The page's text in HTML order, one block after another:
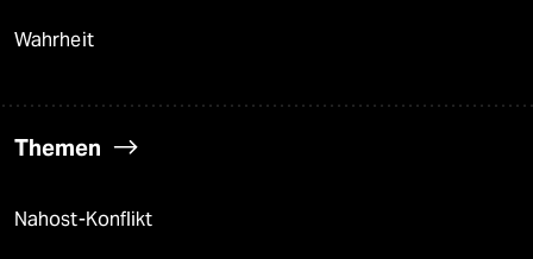
Wahrheit
Themen
Nahost-Konflikt